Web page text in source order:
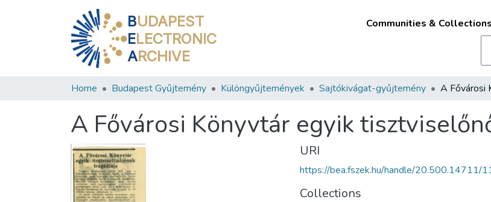
BUDAPEST
ELECTRONIC
ARCHIVE
Communities & Collections
Home Budapest Gyűjtemény Különgyűjtemények Sajtókivágat-gyűjtemény
A Fővárosi Könyvtár egyik
URI
https://bea.fszek.hu/handle/20.500.14711/
Collections